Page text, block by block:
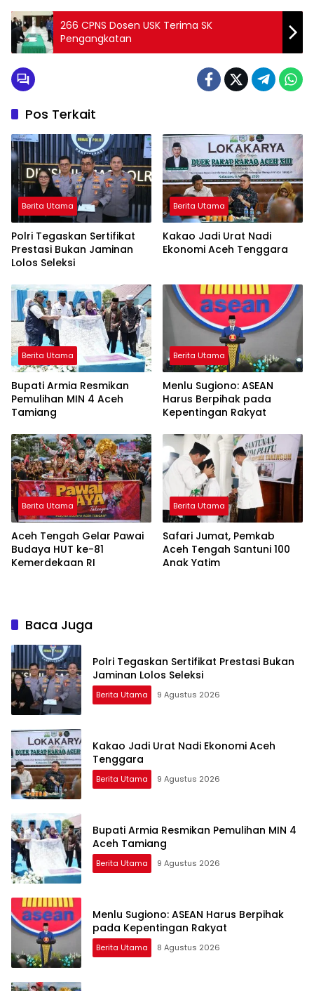
266 CPNS Dosen USK Terima SK
Pengangkatan
Pos Terkait
Berita Utama
Polri Tegaskan Sertifikat
Prestasi Bukan Jaminan
Lolos Seleksi
Berita Utama
Kakao Jadi Urat Nadi
Ekonomi Aceh Tenggara
Berita Utama
Bupati Armia Resmikan
Pemulihan MIN 4 Aceh
Tamiang
Berita Utama
Menlu Sugiono: ASEAN
Harus Berpihak pada
Kepentingan Rakyat
Berita Utama
Aceh Tengah Gelar Pawai
Budaya HUT ke-81
Kemerdekaan RI
Berita Utama
Safari Jumat, Pemkab
Aceh Tengah Santuni 100
Anak Yatim
Baca Juga
Polri Tegaskan Sertifikat Prestasi Bukan
Jaminan Lolos Seleksi
Berita Utama 9 Agustus 2026
Kakao Jadi Urat Nadi Ekonomi Aceh
Tenggara
Berita Utama 9 Agustus 2026
Bupati Armia Resmikan Pemulihan MIN 4
Aceh Tamiang
Berita Utama 9 Agustus 2026
Menlu Sugiono: ASEAN Harus Berpihak
pada Kepentingan Rakyat
Berita Utama 8 Agustus 2026